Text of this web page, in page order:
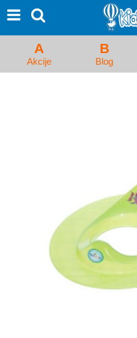
Proizvodi
Početna
Kolica za bebe i dečija kolica
Hranilice, flašice i cucle
Monitori, Ogradice i tricikli
Posteljine, vrećice i baldahini
A
Akcije
B
Blog